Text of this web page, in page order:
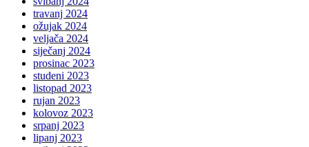
travanj 2024
ožujak 2024
veljača 2024
siječanj 2024
prosinac 2023
studeni 2023
listopad 2023
rujan 2023
kolovoz 2023
srpanj 2023
lipanj 2023